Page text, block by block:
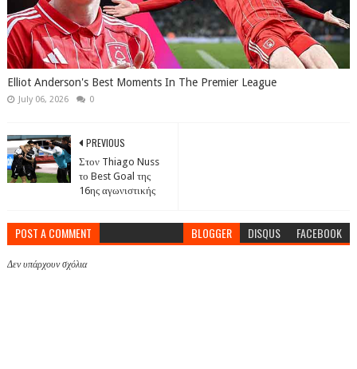
Elliot Anderson's Best Moments In The Premier League
July 06, 2026 0
PREVIOUS
Στον Thiago Nuss
το Best Goal της
16ης αγωνιστικής
POST A COMMENT BLOGGER DISQUS FACEBOOK
Δεν υπάρχουν σχόλια